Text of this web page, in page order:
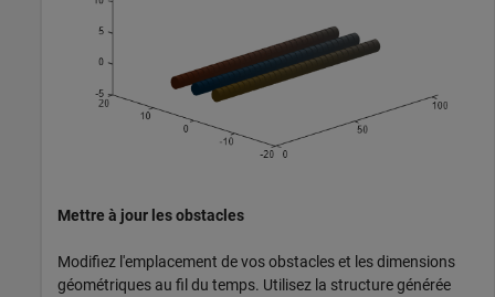
Mettre à jour les obstacles
Modifiez l'emplacement de vos obstacles et les dimensions
géométriques au fil du temps. Utilisez la structure générée